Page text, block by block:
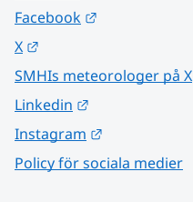
Facebook
X
SMHIs meteorologer på X
Linkedin
Instagram
Policy för sociala medier